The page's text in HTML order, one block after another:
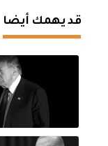
قد يهمك أيضا